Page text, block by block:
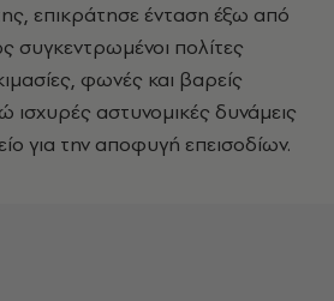
επικράτησε ένταση έξω από
συγκεντρωμένοι πολίτες
φωνές και βαρείς
ισχυρές αστυνομικές δυνάμεις
για την αποφυγή επεισοδίων.